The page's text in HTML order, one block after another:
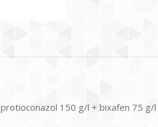
protioconazol 150 g/l + bixafen 75 g/l